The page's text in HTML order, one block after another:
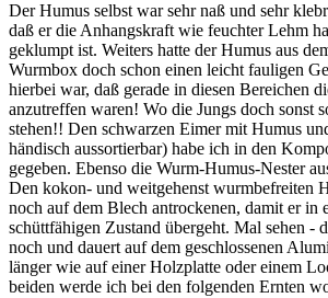
Der Humus selbst war sehr naß und sehr
daß er die Anhangskraft wie feuchter Lehm
geklumpt ist. Weiters hatte der Humus aus
Wurmbox doch schon einen leicht fauligen
hierbei war, daß gerade in diesen Bereichen
anzutreffen waren! Wo die Jungs doch sonst
stehen!! Den schwarzen Eimer mit Humus
händisch aussortierbar) habe ich in den
gegeben. Ebenso die Wurm-Humus-Nester
Den kokon- und weitgehenst wurmbefreiten
noch auf dem Blech antrockenen, damit er in
schüttfähigen Zustand übergeht. Mal sehen -
noch und dauert auf dem geschlossenen
länger wie auf einer Holzplatte oder einem
beiden werde ich bei den folgenden Ernten